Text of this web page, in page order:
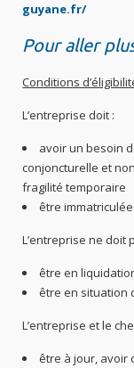
guyane.fr/
Pour aller
Conditions
L’entreprise doit :
avoir un besoin
conjoncturelle et
fragilité temporaire
être
L’entreprise ne doit
être en
être en situation
L’entreprise et le
être à jour, avoir